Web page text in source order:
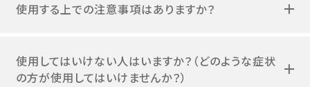
使用する上での注意事項はありますか？
使用してはいけない人はいますか？（どのような症状
の方が使用してはいけませんか？）